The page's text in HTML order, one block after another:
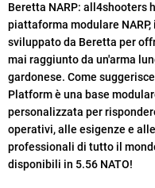
Beretta NARP: all4shooters
piattaforma modulare
sviluppato da Beretta per
mai raggiunto da un'arma
gardonese. Come
Platform è una base
personalizzata per
operativi, alle esigenze e
professionali di tutto il
disponibili in 5.56 NATO!